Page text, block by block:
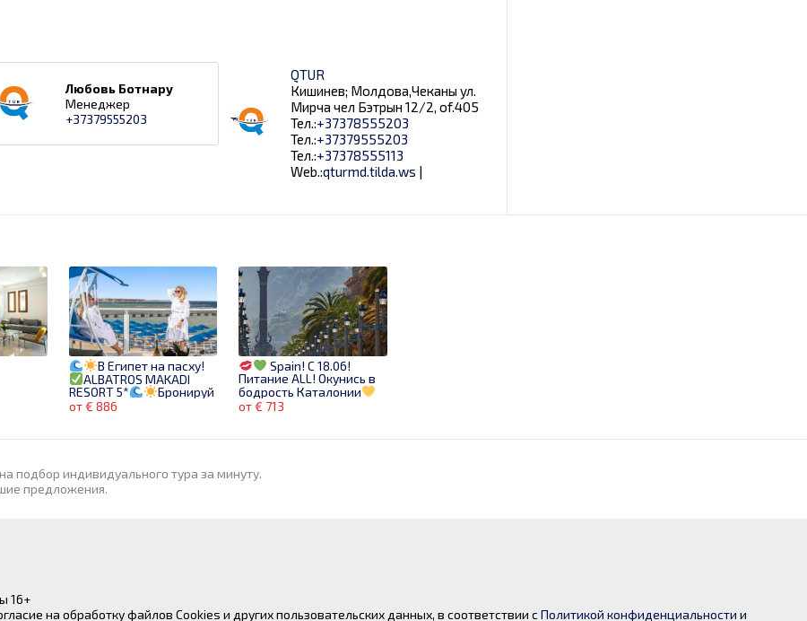
Любовь Ботнару
Менеджер
+37379555203
QTUR
Кишинев; Молдова,Чеканы ул.
Мирча чел Бэтрын 12/2, of.405
Тел.:+37378555203
Тел.:+37379555203
Тел.:+37378555113
Web.:qturmd.tilda.ws |
В Египет на пасху!
ALBATROS MAKADI
RESORT 5*
Бронируй
заранее!
от € 886
Spain! С 18.06!
Питание ALL! Окунись в
бодрость Каталонии
от € 713
подбор индивидуального тура за минуту.
предложения.
16+
на обработку файлов Cookies и других пользовательских данных, в соответствии сПолитикой конфиденциальности и